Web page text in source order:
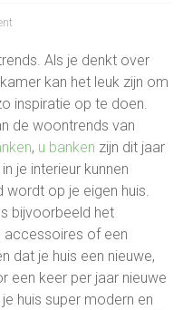
Als je denkt over
kan het leuk zijn om
inspiratie op te doen.
de woontrends van
, u banken zijn dit jaar
je interieur kunnen
op je eigen huis.
bijvoorbeeld het
accessoires of een
dat je huis een nieuwe,
een keer per jaar nieuwe
huis super modern en